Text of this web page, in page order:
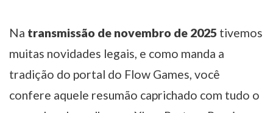
Na transmissão de novembro de 2025 tivemos
muitas novidades legais, e como manda a
tradição do portal do Flow Games, você
confere aquele resumão caprichado com tudo o